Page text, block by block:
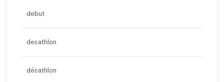
debut
decathlon
décathlon